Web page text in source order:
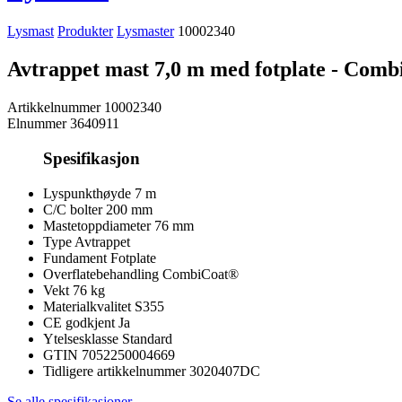
Lysmast Produkter Lysmaster 10002340
Avtrappet mast 7,0 m med fotplate -
Artikkelnummer 10002340
Elnummer 3640911
Spesifikasjon
Lyspunkthøyde 7 m
C/C bolter 200 mm
Mastetoppdiameter 76 mm
Type Avtrappet
Fundament Fotplate
Overflatebehandling CombiCoat®
Vekt 76 kg
Materialkvalitet S355
CE godkjent Ja
Ytelsesklasse Standard
GTIN 7052250004669
Tidligere artikkelnummer 3020407DC